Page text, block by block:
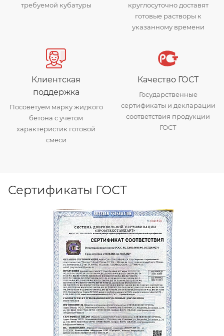
требуемой кубатуры
круглосуточно доставят
готовые растворы к
указанному времени
Клиентская
поддержка
Посоветуем марку жидкого
бетона с учетом
характеристик готовой
смеси
Качество ГОСТ
Государственные
сертификаты и декларации
соответствия продукции
ГОСТ
Сертификаты ГОСТ